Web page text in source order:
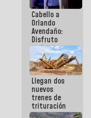
Cabello a
Orlando
Avendaño:
Disfruto
cada vez
que escribes
porque lo
que haces
es
embarrarla
Llegan dos
nuevos
trenes de
trituración
para